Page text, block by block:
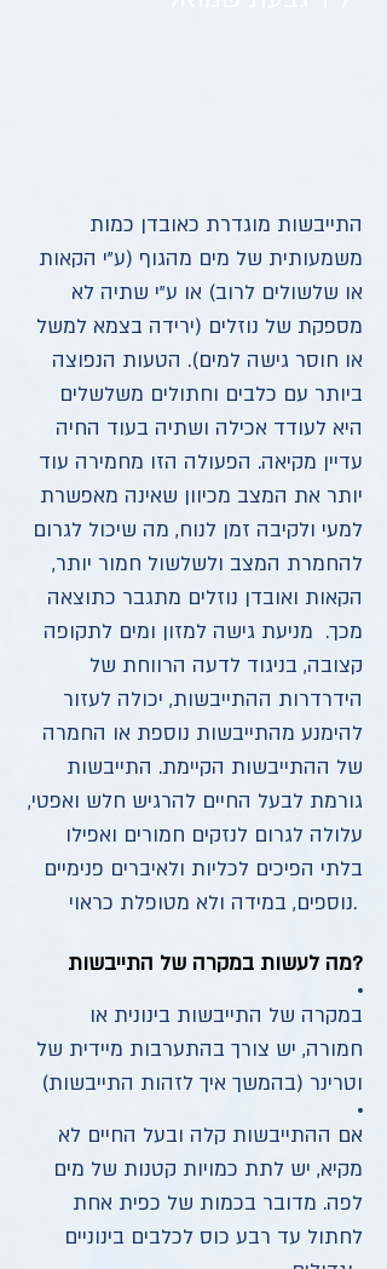
התייבשות מוגדרת כאובדן כמות
משמעותית של מים מהגוף (ע"י הקאות
או שלשולים לרוב) או ע"י שתיה לא
מספקת של נוזלים (ירידה בצמא למשל
או חוסר גישה למים). הטעות הנפוצה
ביותר עם כלבים וחתולים משלשלים
היא לעודד אכילה ושתיה בעוד החיה
עדיין מקיאה. הפעולה הזו מחמירה עוד
יותר את המצב מכיוון שאינה מאפשרת
למעי ולקיבה זמן לנוח, מה שיכול לגרום
להחמרת המצב ולשלשול חמור יותר,
הקאות ואובדן נוזלים מתגבר כתוצאה
מכך. מניעת גישה למזון ומים לתקופה
קצובה, בניגוד לדעה הרווחת של
הידרדרות ההתייבשות, יכולה לעזור
להימנע מהתייבשות נוספת או החמרה
של ההתייבשות הקיימת. התייבשות
גורמת לבעל החיים להרגיש חלש ואפטי,
עלולה לגרום לנזקים חמורים ואפילו
בלתי הפיכים לכליות ולאיברים פנימיים
נוספים, במידה ולא מטופלת כראוי.
מה לעשות במקרה של התייבשות?
במקרה של התייבשות בינונית או
חמורה, יש צורך בהתערבות מיידית של
וטרינר (בהמשך איך לזהות התייבשות)
אם ההתייבשות קלה ובעל החיים לא
מקיא, יש לתת כמויות קטנות של מים
לפה. מדובר בכמות של כפית אחת
לחתול עד רבע כוס לכלבים בינוניים